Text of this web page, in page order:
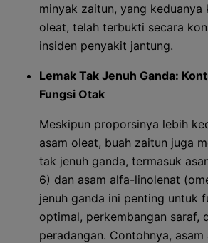
minyak zaitun, yang keduanya
oleat, telah terbukti secara
insiden penyakit jantung.
Lemak Tak Jenuh Ganda:
Fungsi Otak
Meskipun proporsinya lebih
asam oleat, buah zaitun juga
tak jenuh ganda, termasuk
6) dan asam alfa-linolenat
jenuh ganda ini penting untuk
optimal, perkembangan saraf,
peradangan. Contohnya,